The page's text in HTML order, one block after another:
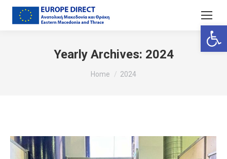
Yearly Archives: 2024
You are here:
Home 2024